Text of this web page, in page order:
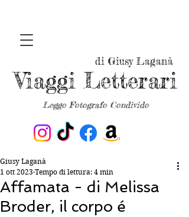
Leggo Fotografo Condivido
Viaggi Letterari
di Giusy Laganà
Affamata - di Melissa
Broder, il corpo é
Giusy Laganà
1 ott 2023 Tempo di lettura: 4 min